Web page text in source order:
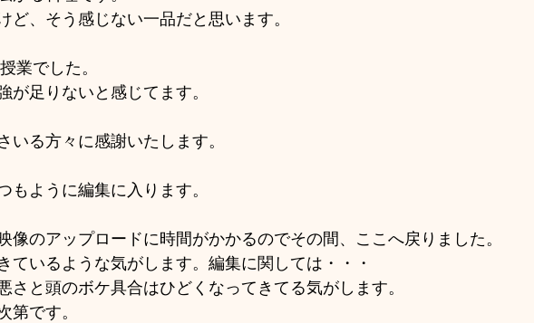
ど、そう感じない一品だと思います。
業でした。
が足りないと感じてます。
いる方々に感謝いたします。
もように編集に入ります。
像のアップロードに時間がかかるのでその間、ここへ戻りました。
ているような気がします。編集に関しては・・・
さと頭のボケ具合はひどくなってきてる気がします。
第です。